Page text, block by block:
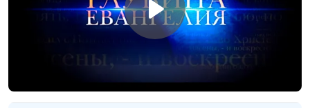
просвещения
Евангелия (часть
Алексей Бритов, Виталий
Олийник, руководитель
просвещения